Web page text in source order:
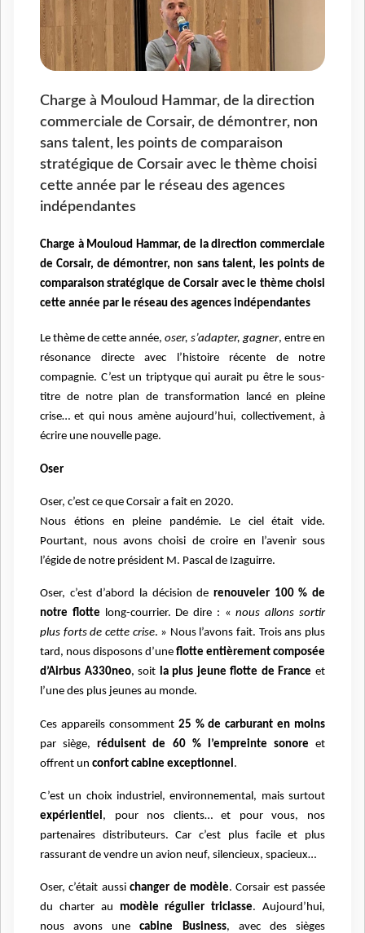
Charge à Mouloud Hammar, de la direction
commerciale de Corsair, de démontrer, non
sans talent, les points de comparaison
stratégique de Corsair avec le thème choisi
cette année par le réseau des agences
indépendantes
Charge à Mouloud Hammar, de la direction commerciale
de Corsair, de démontrer, non sans talent, les points de
comparaison stratégique de Corsair avec le thème choisi
cette année par le réseau des agences indépendantes
Le thème de cette année, oser, s’adapter, gagner, entre en
résonance directe avec l’histoire récente de notre
compagnie. C’est un triptyque qui aurait pu être le sous-
titre de notre plan de transformation lancé en pleine
crise… et qui nous amène aujourd’hui, collectivement, à
écrire une nouvelle page.
Oser
Oser, c’est ce que Corsair a fait en 2020.
Nous étions en pleine pandémie. Le ciel était vide.
Pourtant, nous avons choisi de croire en l’avenir sous
l’égide de notre président M. Pascal de Izaguirre.
Oser, c’est d’abord la décision de renouveler 100 % de
notre flotte long-courrier. De dire : «nous allons sortir
plus forts de cette crise. » Nous l’avons fait. Trois ans plus
tard, nous disposons d’une flotte entièrement composée
d’Airbus A330neo, soit la plus jeune flotte de France et
l’une des plus jeunes au monde.
Ces appareils consomment 25 % de carburant en moins
par siège,réduisent de 60 % l’empreinte sonore et
offrent un confort cabine exceptionnel .
C’est un choix industriel, environnemental, mais surtout
expérientiel , pour nos clients… et pour vous, nos
partenaires distributeurs. Car c’est plus facile et plus
rassurant de vendre un avion neuf, silencieux, spacieux…
Oser, c’était aussichanger de modèle. Corsair est passée
du charter au modèle régulier triclasse. Aujourd’hui,
nous avons unecabine Business, avec des sièges